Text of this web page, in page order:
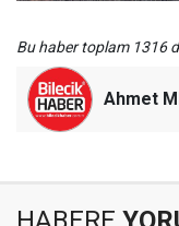
Bu haber toplam 1316
Ahmet